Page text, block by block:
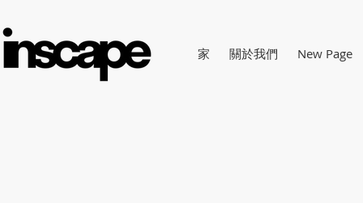
家 關於我們 New Page